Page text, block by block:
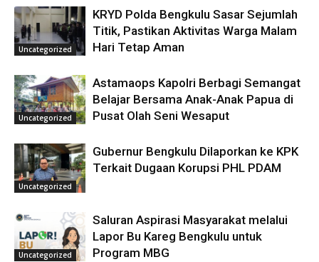
Uncategorized
KRYD Polda Bengkulu Sasar Sejumlah
Titik, Pastikan Aktivitas Warga Malam
Hari Tetap Aman
Uncategorized
Astamaops Kapolri Berbagi Semangat
Belajar Bersama Anak-Anak Papua di
Pusat Olah Seni Wesaput
Uncategorized
Gubernur Bengkulu Dilaporkan ke KPK
Terkait Dugaan Korupsi PHL PDAM
Uncategorized
Saluran Aspirasi Masyarakat melalui
Lapor Bu Kareg Bengkulu untuk
Program MBG